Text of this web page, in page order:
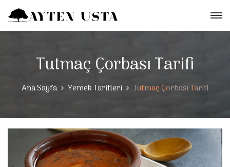
Tutmaç Çorbası Tarifi
Ana Sayfa Yemek Tarifleri Tutmaç Çorbası Tarifi